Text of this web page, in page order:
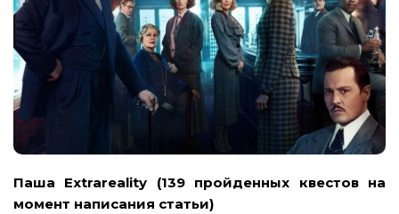
Паша Extrareality (139 пройденных квестов на
момент написания статьи)